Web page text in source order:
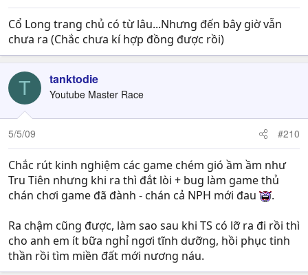
Cổ Long trang chủ có từ lâu...Nhưng đến bây giờ vẫn
chưa ra (Chắc chưa kí hợp đồng được rồi)
T tanktodie
Youtube Master Race
5/5/09 #210
Chắc rút kinh nghiệm các game chém gió ầm ầm như
Tru Tiên nhưng khi ra thì đắt lòi + bug làm game thủ
chán chơi game đã đành - chán cả NPH mới đau
.
Ra chậm cũng được, làm sao sau khi TS có lỡ ra đi rồi thì
cho anh em ít bữa nghỉ ngơi tĩnh dưỡng, hồi phục tinh
thần rồi tìm miền đất mới nương náu.